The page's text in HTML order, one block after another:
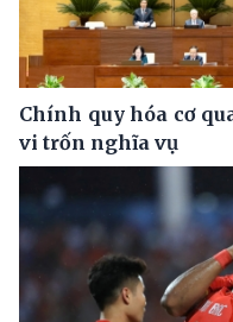
Chính quy hóa cơ
vi trốn nghĩa vụ